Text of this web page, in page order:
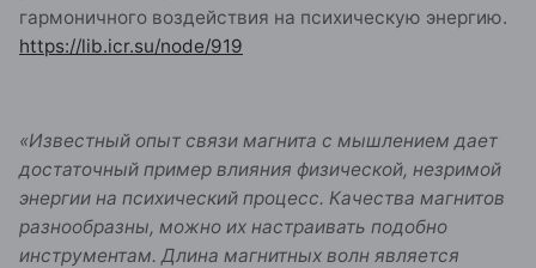
гармоничного воздействия на психическую энергию.
https://lib.icr.su/node/919
«Известный опыт связи магнита с мышлением дает
достаточный пример влияния физической, незримой
энергии на психический процесс. Качества магнитов
разнообразны, можно их настраивать подобно
инструментам. Длина магнитных волн является